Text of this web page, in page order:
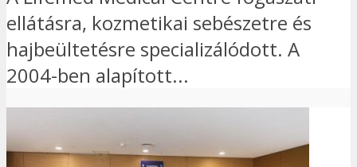
ellátásra, kozmetikai sebészetre és
hajbeültetésre specializálódott. A
2004-ben alapított...